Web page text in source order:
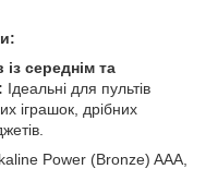
середнім та
Ідеальні для пультів
іграшок, дрібних
Power (Bronze) AAA,